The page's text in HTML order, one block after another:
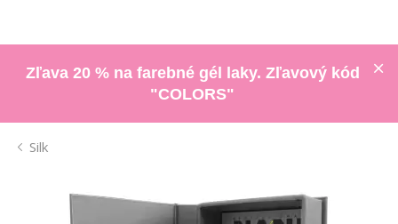
Zľava 20 % na farebné gél laky. Zľavový kód
"COLORS"
Silk